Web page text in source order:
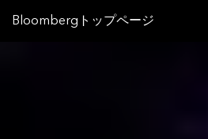
Bloombergトップページ